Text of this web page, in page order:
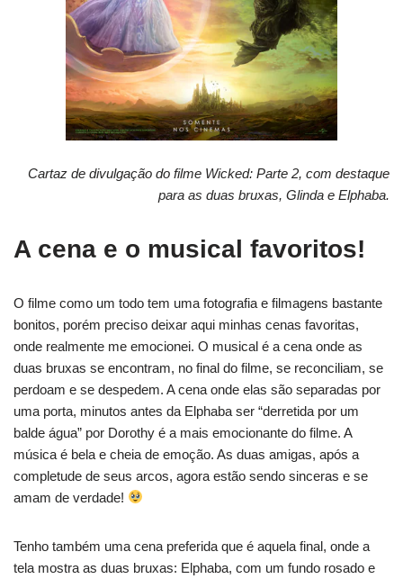
Cartaz de divulgação do filme Wicked: Parte 2, com destaque
para as duas bruxas, Glinda e Elphaba.
A cena e o musical favoritos!
O filme como um todo tem uma fotografia e filmagens bastante
bonitos, porém preciso deixar aqui minhas cenas favoritas,
onde realmente me emocionei. O musical é a cena onde as
duas bruxas se encontram, no final do filme, se reconciliam, se
perdoam e se despedem. A cena onde elas são separadas por
uma porta, minutos antes da Elphaba ser “derretida por um
balde água” por Dorothy é a mais emocionante do filme. A
música é bela e cheia de emoção. As duas amigas, após a
completude de seus arcos, agora estão sendo sinceras e se
amam de verdade!
Tenho também uma cena preferida que é aquela final, onde a
tela mostra as duas bruxas: Elphaba, com um fundo rosado e